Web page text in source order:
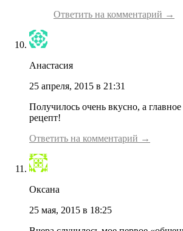
Ответить на комментарий →
Анастасия
25 апреля, 2015 в 21:31
Получилось очень вкусно, а главное
рецепт!
Ответить на комментарий →
Оксана
25 мая, 2015 в 18:25